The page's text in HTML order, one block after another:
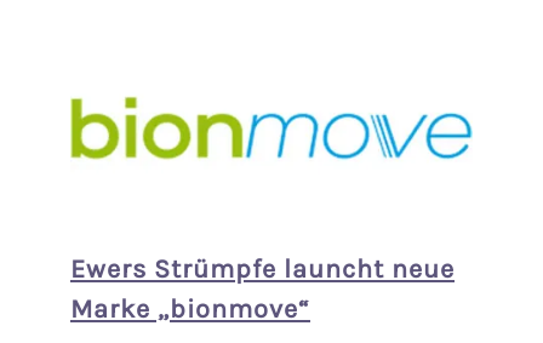
Ewers Strümpfe launcht neue
Marke „bionmove“